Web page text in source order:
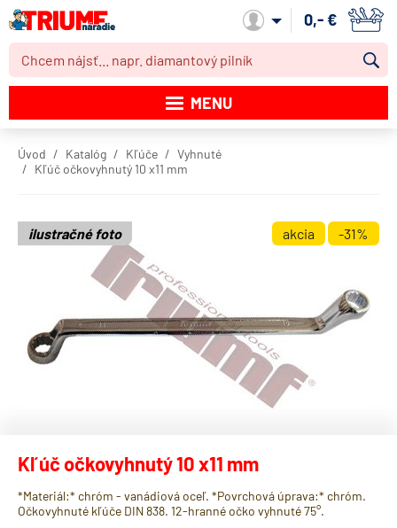
Môj účet
0,- €
MENU
Akcie
Obchodné podmienky
Dodacie podmienky
Kontakt
Úvod Katalóg Kľúče
Vyhnuté
Kľúč očkovyhnutý 10 x11 mm
akcia -31%
ilustračné foto
Kľúč očkovyhnutý 10 x11 mm
*Materiál:* chróm - vanádiová oceľ. *Povrchová úprava:* chróm.
Očkovyhnuté kľúče DIN 838. 12-hranné očko vyhnuté 75°.